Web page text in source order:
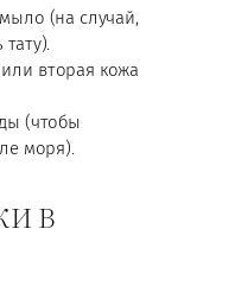
(на случай,
вторая кожа
(чтобы
моря).
в